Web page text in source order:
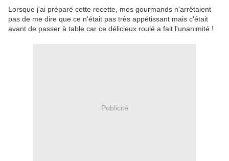
Lorsque j'ai préparé cette recette, mes gourmands n'arrêtaient
pas de me dire que ce n'était pas très appétissant mais c'était
avant de passer à table car ce délicieux roulé a fait l'unanimité !
Publicité